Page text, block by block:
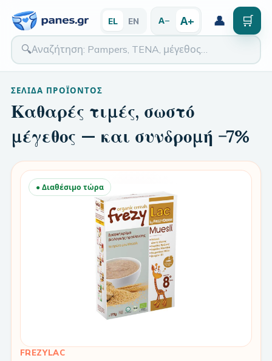
🔍
EL EN Α− Α+ 👤 🛒
ΣΕΛΊΔΑ ΠΡΟΪΌΝΤΟΣ
Καθαρές τιμές, σωστό
μέγεθος — και συνδρομή −7%
● Διαθέσιμο τώρα
FREZYLAC